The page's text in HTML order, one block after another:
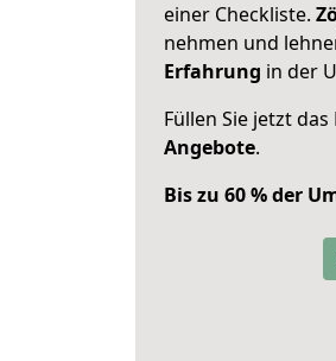
einer Checkliste.
nehmen und
Erfahrung in der
Füllen Sie jetzt
Angebote.
Bis zu 60 % der